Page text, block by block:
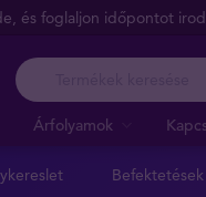
és foglaljon időpontot
Árfolyamok
Befektetések